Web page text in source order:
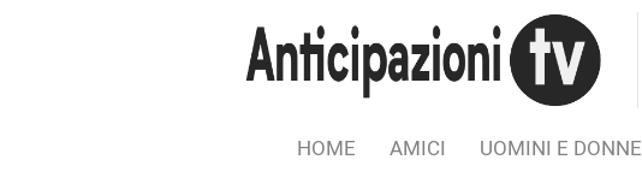
HOME AMICI UOMINI E DONNE